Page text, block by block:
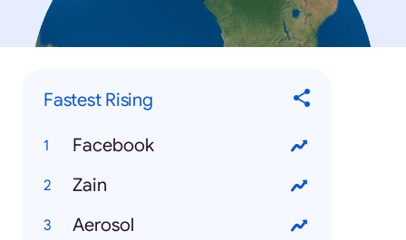
Fastest Rising
Facebook
Zain
Aerosol